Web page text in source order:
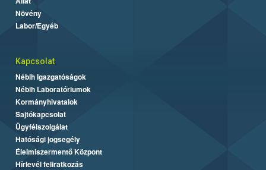
Növény
Labor/Egyéb
Kapcsolat
Nébih Igazgatóságok
Nébih Laboratóriumok
Kormányhivatalok
Sajtókapcsolat
Ügyfélszolgálat
Hatósági jogsegély
Élelmiszermentő Központ
Hírlevél feliratkozás